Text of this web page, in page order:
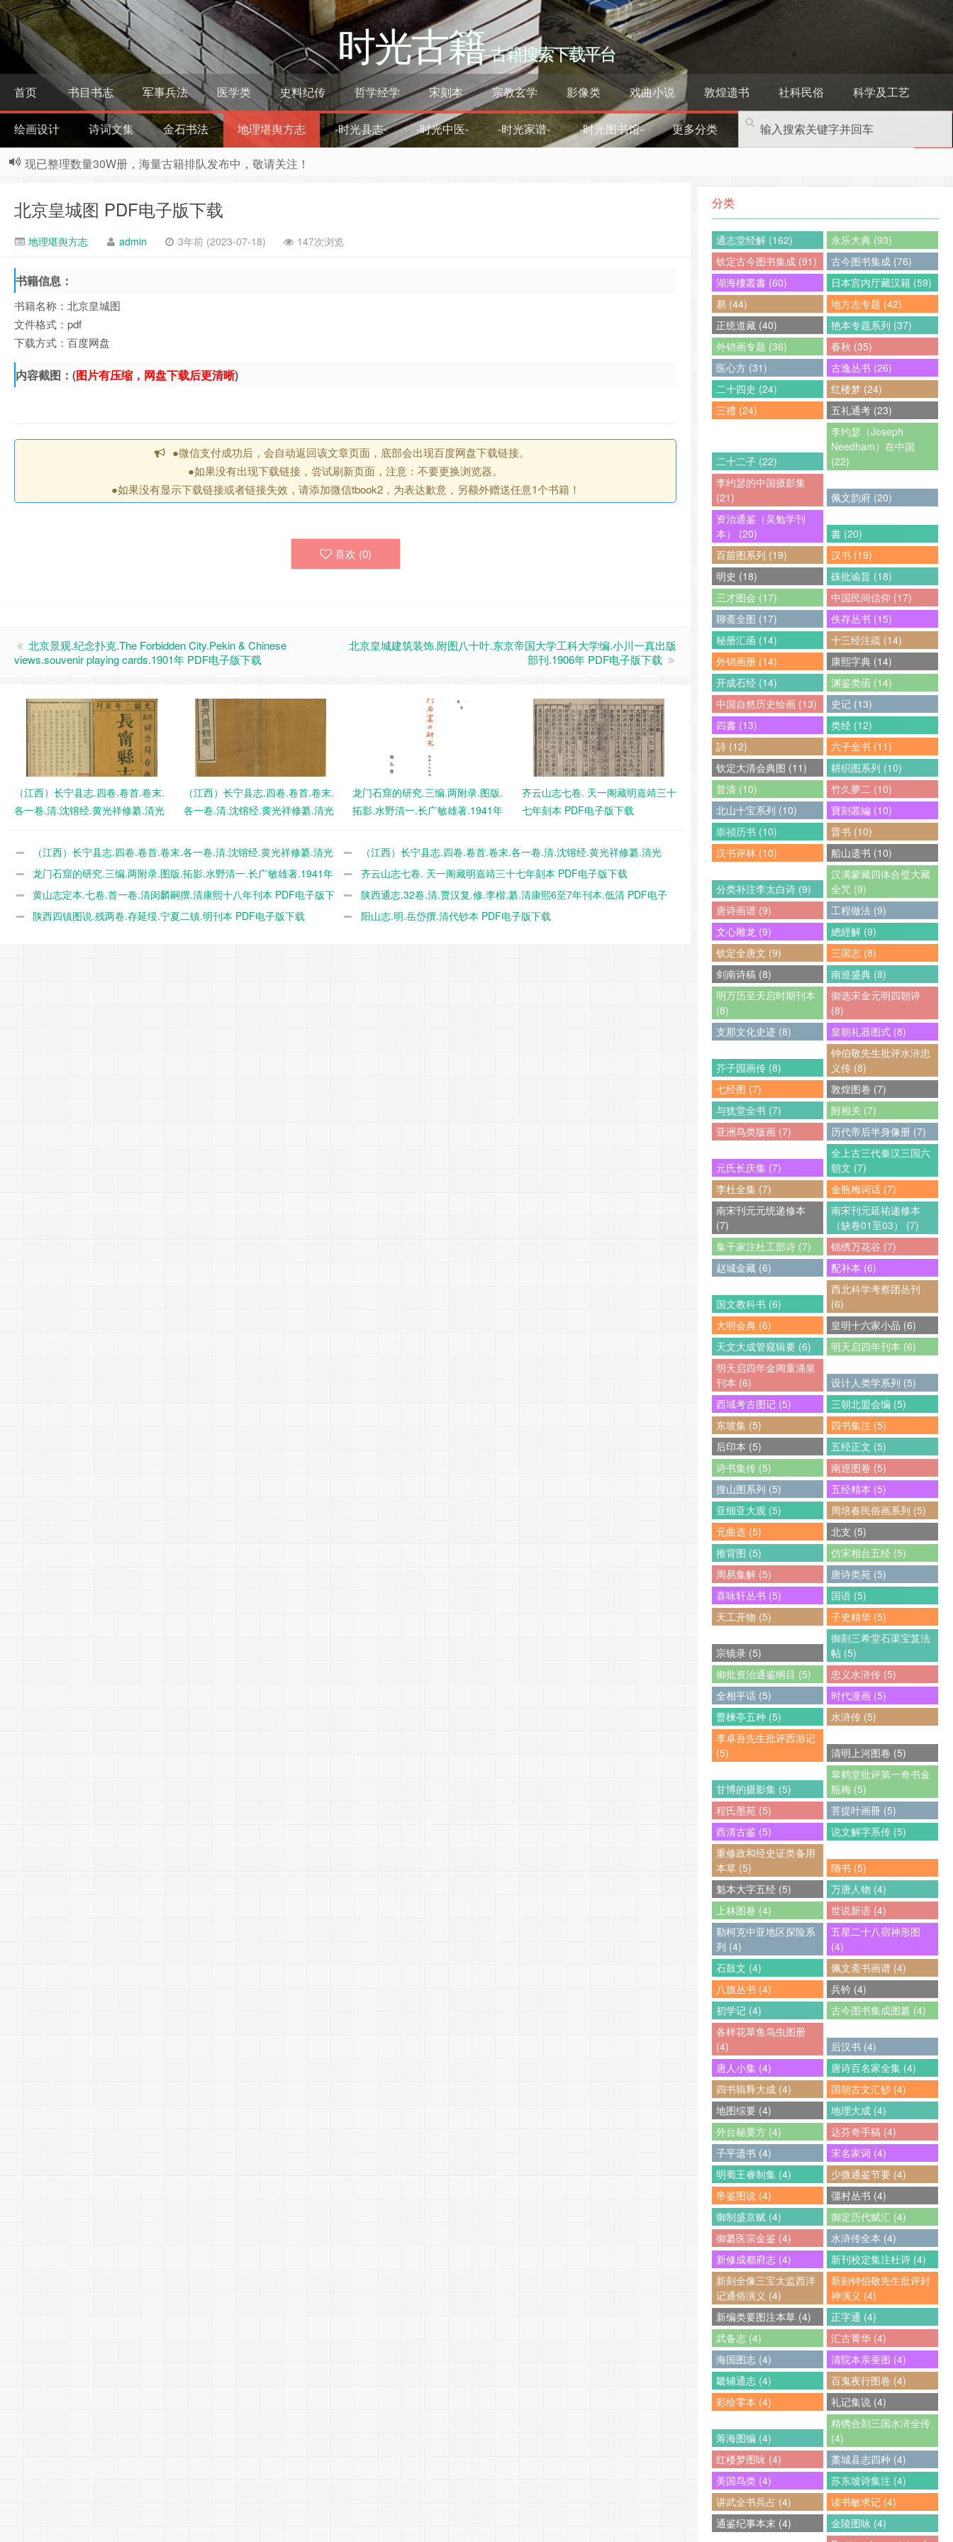
时光古籍–古籍搜索下载平台
首页 书目书志 军事兵法 医学类 史料纪传 哲学经学 宋刻本 宗教玄学 影像类 戏曲小说 敦煌遗书 社科民俗 科学及工艺
绘画设计 诗词文集 金石书法 地理堪舆方志 -时光县志- -时光中医- -时光家谱- -时光图书馆- 更多分类
现已整理数量30W册，海量古籍排队发布中，敬请关注！
北京皇城图 PDF电子版下载
地理堪舆方志 admin 3年前 (2023-07-18) 147次浏览
书籍信息：
书籍名称：北京皇城图
文件格式：pdf
下载方式：百度网盘
内容截图：(图片有压缩，网盘下载后更清晰)
●微信支付成功后，会自动返回该文章页面，底部会出现百度网盘下载链接。
●如果没有出现下载链接，尝试刷新页面，注意：不要更换浏览器。
●如果没有显示下载链接或者链接失效，请添加微信tbook2，为表达歉意，另额外赠送任意1个书籍！
喜欢 (0)
北京景观.纪念扑克.The Forbidden City.Pekin & Chinese
views.souvenir playing cards.1901年 PDF电子版下载
北京皇城建筑装饰.附图八十叶.东京帝国大学工科大学编.小川一真出版
部刊.1906年 PDF电子版下载
（江西）长宁县志.四卷.卷首.卷末.
各一卷.清.沈镕经.黄光祥修纂.清光
（江西）长宁县志.四卷.卷首.卷末.
各一卷.清.沈镕经.黄光祥修纂.清光
龙门石窟的研究.三编.两附录.图版.
拓影.水野清一.长广敏雄著.1941年
齐云山志七卷. 天一阁藏明嘉靖三十
七年刻本 PDF电子版下载
（江西）长宁县志.四卷.卷首.卷末.各一卷.清.沈镕经.黄光祥修纂.清光
绪2年刊本.普清 PDF电子版下载
（江西）长宁县志.四卷.卷首.卷末.各一卷.清.沈镕经.黄光祥修纂.清光
绪16年刊本 PDF电子版下载
龙门石窟的研究.三编.两附录.图版.拓影.水野清一.长广敏雄著.1941年
出版 PDF电子版下载
齐云山志七卷. 天一阁藏明嘉靖三十七年刻本 PDF电子版下载
黄山志定本.七卷.首一卷.清闵麟嗣撰.清康熙十八年刊本 PDF电子版下
载
陕西通志.32卷.清.贾汉复.修.李楷.纂.清康熙6至7年刊本.低清 PDF电子
版下载
陕西四镇图说.残两卷.存延绥.宁夏二镇.明刊本 PDF电子版下载 阳山志.明.岳岱撰.清代钞本 PDF电子版下载
分类
通志堂经解 (162)
永乐大典 (93)
钦定古今图书集成 (91)
古今图书集成 (76)
湖海樓叢書 (60)
日本宫内厅藏汉籍 (59)
易 (44)
地方志专题 (42)
正统道藏 (40)
艳本专题系列 (37)
外销画专题 (36)
春秋 (35)
医心方 (31)
古逸丛书 (26)
二十四史 (24)
红楼梦 (24)
三禮 (24)
五礼通考 (23)
二十二子 (22)
李约瑟（Joseph
Needham）在中国
(22)
李约瑟的中国摄影集
(21)
佩文韵府 (20)
资治通鉴（吴勉学刊
本） (20)
書 (20)
百苗图系列 (19)
汉书 (19)
明史 (18)
硃批谕旨 (18)
三才图会 (17)
中国民间信仰 (17)
聊斋全图 (17)
佚存丛书 (15)
秘册汇函 (14)
十三经注疏 (14)
外销画册 (14)
康熙字典 (14)
开成石经 (14)
渊鉴类函 (14)
中国自然历史绘画 (13)
史记 (13)
四書 (13)
类经 (12)
詩 (12)
六子全书 (11)
钦定大清会典图 (11)
耕织图系列 (10)
普清 (10)
竹久夢二 (10)
北山十宝系列 (10)
寶刻叢編 (10)
崇祯历书 (10)
晋书 (10)
汉书评林 (10)
船山遗书 (10)
分类补注李太白诗 (9)
汉满蒙藏四体合璧大藏
全咒 (9)
唐诗画谱 (9)
工程做法 (9)
文心雕龙 (9)
總經解 (9)
钦定全唐文 (9)
三国志 (8)
剑南诗稿 (8)
南巡盛典 (8)
明万历至天启时期刊本
(8)
御选宋金元明四朝诗
(8)
支那文化史迹 (8)
皇朝礼器图式 (8)
芥子园画传 (8)
钟伯敬先生批评水浒忠
义传 (8)
七经图 (7)
敦煌图卷 (7)
与犹堂全书 (7)
附相关 (7)
亚洲鸟类版画 (7)
历代帝后半身像册 (7)
元氏长庆集 (7)
全上古三代秦汉三国六
朝文 (7)
李杜全集 (7)
金瓶梅词话 (7)
南宋刊元元统递修本
(7)
南宋刊元延祐递修本
（缺卷01至03） (7)
集千家注杜工部诗 (7)
锦绣万花谷 (7)
赵城金藏 (6)
配补本 (6)
国文教科书 (6)
西北科学考察团丛刊
(6)
大明会典 (6)
皇明十六家小品 (6)
天文大成管窥辑要 (6)
明天启四年刊本 (6)
明天启四年金阊童涌泉
刊本 (6)
设计人类学系列 (5)
西域考古图记 (5)
三朝北盟会编 (5)
东坡集 (5)
四书集注 (5)
后印本 (5)
五经正文 (5)
诗书集传 (5)
南巡图卷 (5)
搜山图系列 (5)
五经精本 (5)
亚细亚大观 (5)
周培春民俗画系列 (5)
元曲选 (5)
北支 (5)
推背图 (5)
仿宋相台五经 (5)
周易集解 (5)
唐诗类苑 (5)
喜咏轩丛书 (5)
国语 (5)
天工开物 (5)
子史精华 (5)
宗镜录 (5)
御刻三希堂石渠宝笈法
帖 (5)
御批资治通鉴纲目 (5)
忠义水浒传 (5)
全相平话 (5)
时代漫画 (5)
曹楝亭五种 (5)
水浒传 (5)
李卓吾先生批评西游记
(5)
清明上河图卷 (5)
甘博的摄影集 (5)
皐鹤堂批评第一奇书金
瓶梅 (5)
程氏墨苑 (5)
菩提叶画冊 (5)
西清古鉴 (5)
说文解字系传 (5)
重修政和经史证类备用
本草 (5)
隋书 (5)
魁本大字五经 (5)
万唐人物 (4)
上林图卷 (4)
世说新语 (4)
勒柯克中亚地区探险系
列 (4)
五星二十八宿神形图
(4)
石鼓文 (4)
佩文斋书画谱 (4)
八旗丛书 (4)
兵钤 (4)
初学记 (4)
古今图书集成图纂 (4)
各样花草鱼鸟虫图册
(4)
后汉书 (4)
唐人小集 (4)
唐诗百名家全集 (4)
四书辑释大成 (4)
国朝古文汇钞 (4)
地图综要 (4)
地理大成 (4)
外台秘要方 (4)
达芬奇手稿 (4)
子平遗书 (4)
宋名家词 (4)
明蜀王睿制集 (4)
少微通鉴节要 (4)
帝鉴图说 (4)
彊村丛书 (4)
御制盛京赋 (4)
御定历代赋汇 (4)
御纂医宗金鉴 (4)
水浒传全本 (4)
新修成都府志 (4)
新刊校定集注杜诗 (4)
新刻全像三宝太监西洋
记通俗演义 (4)
新刻钟伯敬先生批评封
神演义 (4)
新编类要图注本草 (4)
正字通 (4)
武备志 (4)
汇古菁华 (4)
海国图志 (4)
清院本亲蚕图 (4)
畿辅通志 (4)
百鬼夜行图卷 (4)
彩绘零本 (4)
礼记集说 (4)
筹海图编 (4)
精镌合刻三国水浒全传
(4)
红楼梦图咏 (4)
藁城县志四种 (4)
美国鸟类 (4)
苏东坡诗集注 (4)
讲武全书兵占 (4)
读书敏求记 (4)
通鉴纪事本末 (4)
金陵图咏 (4)